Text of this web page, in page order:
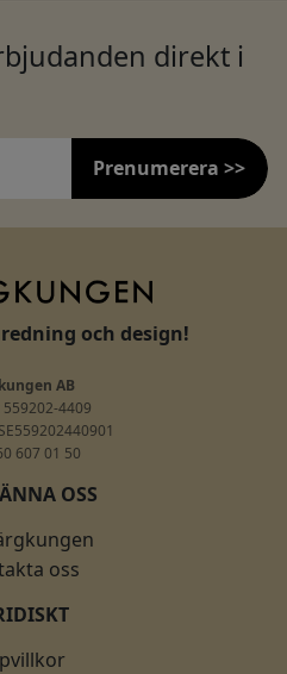
direkt i
Prenumerera >>
och design!
AB
559202-4409
607 01 50
OSS
oss